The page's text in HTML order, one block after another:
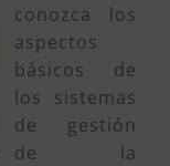
conozca los
aspectos
básicos de
los sistemas
de gestión
de la